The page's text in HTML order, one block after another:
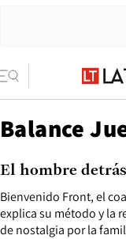
Balance
Bienvenido Front, el
explica su método y la
de nostalgia por la
El hombre